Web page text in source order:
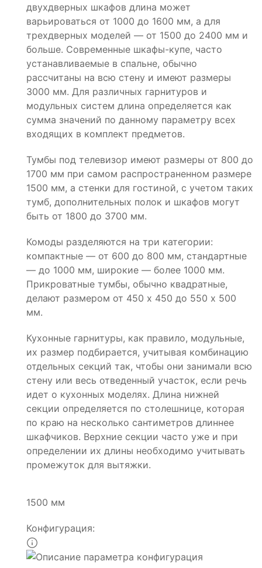
двухдверных шкафов длина может
варьироваться от 1000 до 1600 мм, а для
трехдверных моделей — от 1500 до 2400 мм и
больше. Современные шкафы-купе, часто
устанавливаемые в спальне, обычно
рассчитаны на всю стену и имеют размеры
3000 мм. Для различных гарнитуров и
модульных систем длина определяется как
сумма значений по данному параметру всех
входящих в комплект предметов.
Тумбы под телевизор имеют размеры от 800 до
1700 мм при самом распространенном размере
1500 мм, а стенки для гостиной, с учетом таких
тумб, дополнительных полок и шкафов могут
быть от 1800 до 3700 мм.
Комоды разделяются на три категории:
компактные — от 600 до 800 мм, стандартные
— до 1000 мм, широкие — более 1000 мм.
Прикроватные тумбы, обычно квадратные,
делают размером от 450 х 450 до 550 х 500
мм.
Кухонные гарнитуры, как правило, модульные,
их размер подбирается, учитывая комбинацию
отдельных секций так, чтобы они занимали всю
стену или весь отведенный участок, если речь
идет о кухонных моделях. Длина нижней
секции определяется по столешнице, которая
по краю на несколько сантиметров длиннее
шкафчиков. Верхние секции часто уже и при
определении их длины необходимо учитывать
промежуток для вытяжки.
1500 мм
Конфигурация: